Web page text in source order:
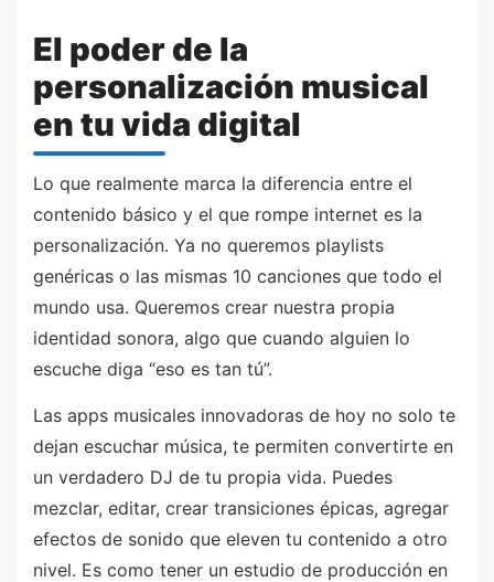
El poder de la
personalización musical
en tu vida digital
Lo que realmente marca la diferencia entre el
contenido básico y el que rompe internet es la
personalización. Ya no queremos playlists
genéricas o las mismas 10 canciones que todo el
mundo usa. Queremos crear nuestra propia
identidad sonora, algo que cuando alguien lo
escuche diga “eso es tan tú”.
Las apps musicales innovadoras de hoy no solo te
dejan escuchar música, te permiten convertirte en
un verdadero DJ de tu propia vida. Puedes
mezclar, editar, crear transiciones épicas, agregar
efectos de sonido que eleven tu contenido a otro
nivel. Es como tener un estudio de producción en